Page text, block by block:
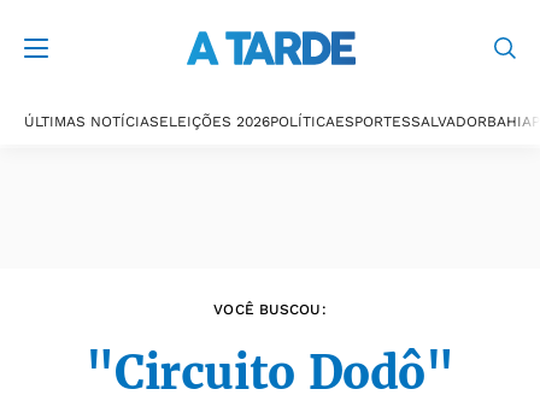
ÚLTIMAS NOTÍCIASELEIÇÕES 2026POLÍTICAESPORTESSALVADORBAHIA
VOCÊ BUSCOU:
"Circuito Dodô"